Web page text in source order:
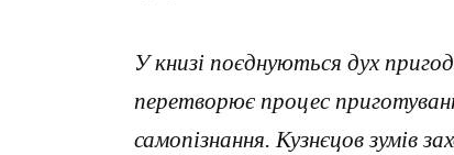
У книзі поєднуються дух
перетворює процес
самопізнання. Кузнєцов зумів